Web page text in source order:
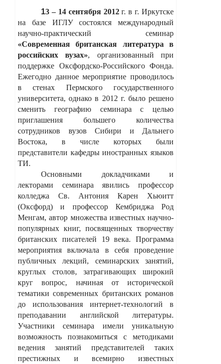
13 – 14 сентября 2012г. в г. Иркутске
на базе ИГЛУ состоялся международный
научно-практический семинар
«Современная британская литература в
российских вузах», организованный при
поддержке Оксфордско-Российского Фонда.
Ежегодно данное мероприятие проводилось
в стенах Пермского государственного
университета, однако в 2012 г. было решено
сменить географию семинара с целью
приглашения большего количества
сотрудников вузов Сибири и Дальнего
Востока, в числе которых были
представители кафедры иностранных языков
ТИ.
Основными докладчиками и
лекторами семинара явились профессор
колледжа Св. Антония Карен Хьюитт
(Оксфорд) и профессор Кембриджа Род
Менгам, автор множества известных научно-
популярных книг, посвященных творчеству
британских писателей 19 века. Программа
мероприятия включала в себя проведение
публичных лекций, семинарских занятий,
круглых столов, затрагивающих широкий
круг вопрос, начиная от исторической
тематики современных британских романов
до использования интернет-технологий в
преподавании английской литературы.
Участники семинара имели уникальную
возможность познакомиться с методиками
ведения занятий представителей таких
престижных и всемирно известных